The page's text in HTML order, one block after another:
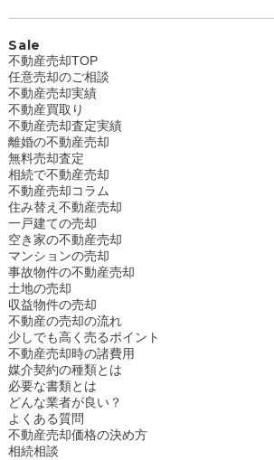
Sale
不動産売却TOP
任意売却のご相談
不動産売却実績
不動産買取り
不動産売却査定実績
離婚の不動産売却
無料売却査定
相続で不動産売却
不動産売却コラム
住み替え不動産売却
一戸建ての売却
空き家の不動産売却
マンションの売却
事故物件の不動産売却
土地の売却
収益物件の売却
不動産の売却の流れ
少しでも高く売るポイント
不動産売却時の諸費用
媒介契約の種類とは
必要な書類とは
どんな業者が良い？
よくある質問
不動産売却価格の決め方
相続相談